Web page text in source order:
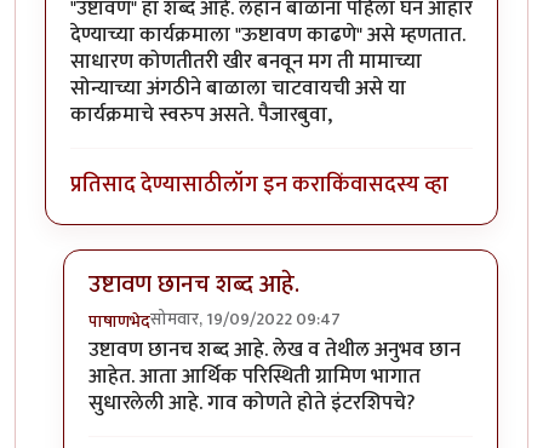
"उष्टावण" हा शब्द आहे. लहान बाळांना पहिला घन आहार
देण्याच्या कार्यक्रमाला "ऊष्टावण काढणे" असे म्हणतात.
साधारण कोणतीतरी खीर बनवून मग ती मामाच्या
सोन्याच्या अंगठीने बाळाला चाटवायची असे या
कार्यक्रमाचे स्वरुप असते. पैजारबुवा,
प्रतिसाद देण्यासाठीलॉग इन कराकिंवासदस्य व्हा
उष्टावण छानच शब्द आहे.
पाषाणभेदसोमवार, 19/09/2022 09:47
In reply toलेख आवडला..byज्ञानोबाचे पैजार
उष्टावण छानच शब्द आहे. लेख व तेथील अनुभव छान
आहेत. आता आर्थिक परिस्थिती ग्रामिण भागात
सुधारलेली आहे. गाव कोणते होते इंटरशिपचे?